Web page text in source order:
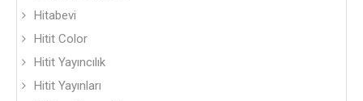
Hitabevi
Hitit Color
Hitit Yayıncılık
Hitit Yayınları